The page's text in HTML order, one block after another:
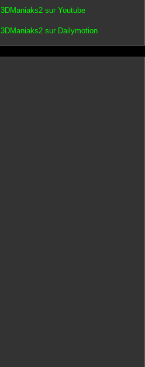
3DManiaks2 sur Youtube
3DManiaks2 sur Dailymotion